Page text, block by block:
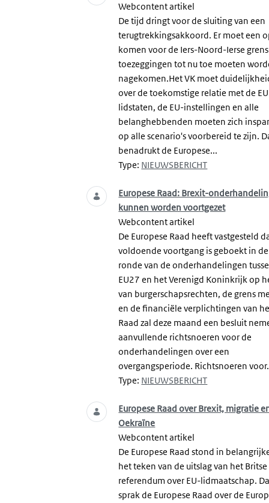
Webcontent artikel
De tijd dringt voor de sluiting van een
terugtrekkingsakkoord. Er moet een
komen voor de Iers-Noord-Ierse
toezeggingen tot nu toe moeten
nagekomen.Het VK moet
over de toekomstige relatie met de
lidstaten, de EU-instellingen en alle
belanghebbenden moeten zich
op alle scenario's voorbereid te zijn.
benadrukt de Europese...
Type: NIEUWSBERICHT
Europese Raad: Brexit-
kunnen worden voortgezet
Webcontent artikel
De Europese Raad heeft vastgesteld
voldoende voortgang is geboekt in
ronde van de onderhandelingen
EU27 en het Verenigd Koninkrijk op
van burgerschapsrechten, de grens
en de financiële verplichtingen van
Raad zal deze maand een besluit
aanvullende richtsnoeren voor de
onderhandelingen over een
overgangsperiode. Richtsnoeren
Type: NIEUWSBERICHT
Europese Raad over Brexit, migratie
Oekraïne
Webcontent artikel
De Europese Raad stond in
het teken van de uitslag van het Britse
referendum over EU-lidmaatschap.
sprak de Europese Raad over de